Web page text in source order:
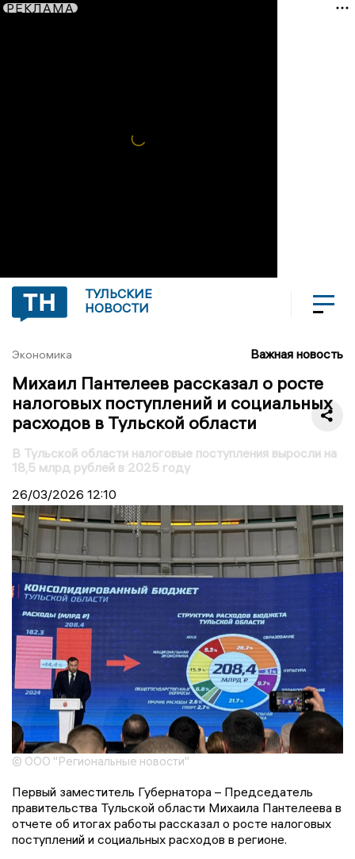
РЕКЛАМА
ТУЛЬСКИЕ
НОВОСТИ
Экономика Важная новость
Михаил Пантелеев рассказал о росте
налоговых поступлений и социальных
расходов в Тульской области
В Тульской области налоговые поступления выросли на
18,5 млрд рублей в 2025 году
26/03/2026 12:10
© ООО "Региональные новости"
Первый заместитель Губернатора – Председатель
правительства Тульской области Михаила Пантелеева в
отчете об итогах работы рассказал о росте налоговых
поступлений и социальных расходов в регионе.